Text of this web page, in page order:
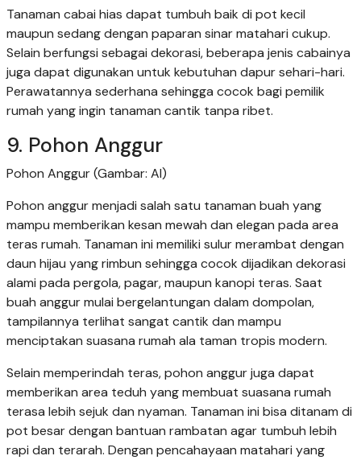
Tanaman cabai hias dapat tumbuh baik di pot kecil
maupun sedang dengan paparan sinar matahari cukup.
Selain berfungsi sebagai dekorasi, beberapa jenis cabainya
juga dapat digunakan untuk kebutuhan dapur sehari-hari.
Perawatannya sederhana sehingga cocok bagi pemilik
rumah yang ingin tanaman cantik tanpa ribet.
9. Pohon Anggur
Pohon Anggur (Gambar: AI)
Pohon anggur menjadi salah satu tanaman buah yang
mampu memberikan kesan mewah dan elegan pada area
teras rumah. Tanaman ini memiliki sulur merambat dengan
daun hijau yang rimbun sehingga cocok dijadikan dekorasi
alami pada pergola, pagar, maupun kanopi teras. Saat
buah anggur mulai bergelantungan dalam dompolan,
tampilannya terlihat sangat cantik dan mampu
menciptakan suasana rumah ala taman tropis modern.
Selain memperindah teras, pohon anggur juga dapat
memberikan area teduh yang membuat suasana rumah
terasa lebih sejuk dan nyaman. Tanaman ini bisa ditanam di
pot besar dengan bantuan rambatan agar tumbuh lebih
rapi dan terarah. Dengan pencahayaan matahari yang